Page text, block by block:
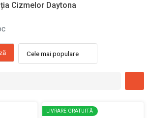
Cizmelor Daytona
Cele mai populare
LIVRARE GRATUITĂ